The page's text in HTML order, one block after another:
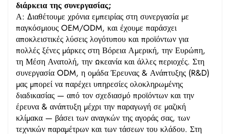
διάρκεια της συνεργασίας;
Α: Διαθέτουμε χρόνια εμπειρίας στη συνεργασία με
παγκόσμιους OEM/ODM, και έχουμε παράσχει
αποκλειστικές λύσεις λογότυπου και προϊόντων για
πολλές ξένες μάρκες στη Βόρεια Αμερική, την Ευρώπη,
τη Μέση Ανατολή, την Ωκεανία και άλλες περιοχές. Στη
συνεργασία ODM, η ομάδα Έρευνας & Ανάπτυξης (R&D)
μας μπορεί να παρέχει υπηρεσίες ολοκληρωμένης
διαδικασίας — από τον σχεδιασμό προϊόντων και την
έρευνα & ανάπτυξη μέχρι την παραγωγή σε μαζική
κλίμακα — βάσει των αναγκών της αγοράς σας, των
τεχνικών παραμέτρων και των τάσεων του κλάδου. Στη